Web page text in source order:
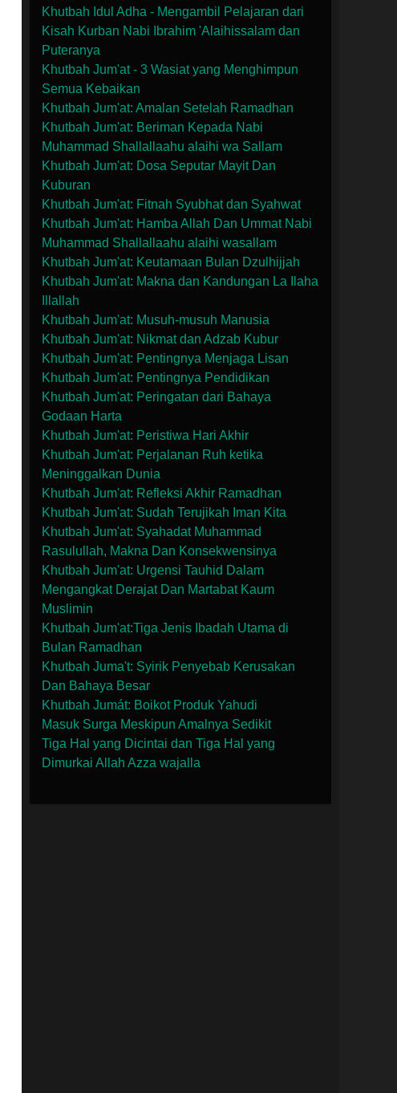
Khutbah Idul Adha - Mengambil Pelajaran dari
Kisah Kurban Nabi Ibrahim 'Alaihissalam dan
Puteranya
Khutbah Jum'at - 3 Wasiat yang Menghimpun
Semua Kebaikan
Khutbah Jum'at: Amalan Setelah Ramadhan
Khutbah Jum'at: Beriman Kepada Nabi
Muhammad Shallallaahu alaihi wa Sallam
Khutbah Jum'at: Dosa Seputar Mayit Dan
Kuburan
Khutbah Jum'at: Fitnah Syubhat dan Syahwat
Khutbah Jum'at: Hamba Allah Dan Ummat Nabi
Muhammad Shallallaahu alaihi wasallam
Khutbah Jum'at: Keutamaan Bulan Dzulhijjah
Khutbah Jum'at: Makna dan Kandungan La Ilaha
Illallah
Khutbah Jum'at: Musuh-musuh Manusia
Khutbah Jum'at: Nikmat dan Adzab Kubur
Khutbah Jum'at: Pentingnya Menjaga Lisan
Khutbah Jum'at: Pentingnya Pendidikan
Khutbah Jum'at: Peringatan dari Bahaya
Godaan Harta
Khutbah Jum'at: Peristiwa Hari Akhir
Khutbah Jum'at: Perjalanan Ruh ketika
Meninggalkan Dunia
Khutbah Jum'at: Refleksi Akhir Ramadhan
Khutbah Jum'at: Sudah Terujikah Iman Kita
Khutbah Jum'at: Syahadat Muhammad
Rasulullah, Makna Dan Konsekwensinya
Khutbah Jum'at: Urgensi Tauhid Dalam
Mengangkat Derajat Dan Martabat Kaum
Muslimin
Khutbah Jum'at:Tiga Jenis Ibadah Utama di
Bulan Ramadhan
Khutbah Juma't: Syirik Penyebab Kerusakan
Dan Bahaya Besar
Khutbah Jumát: Boikot Produk Yahudi
Masuk Surga Meskipun Amalnya Sedikit
Tiga Hal yang Dicintai dan Tiga Hal yang
Dimurkai Allah Azza wajalla